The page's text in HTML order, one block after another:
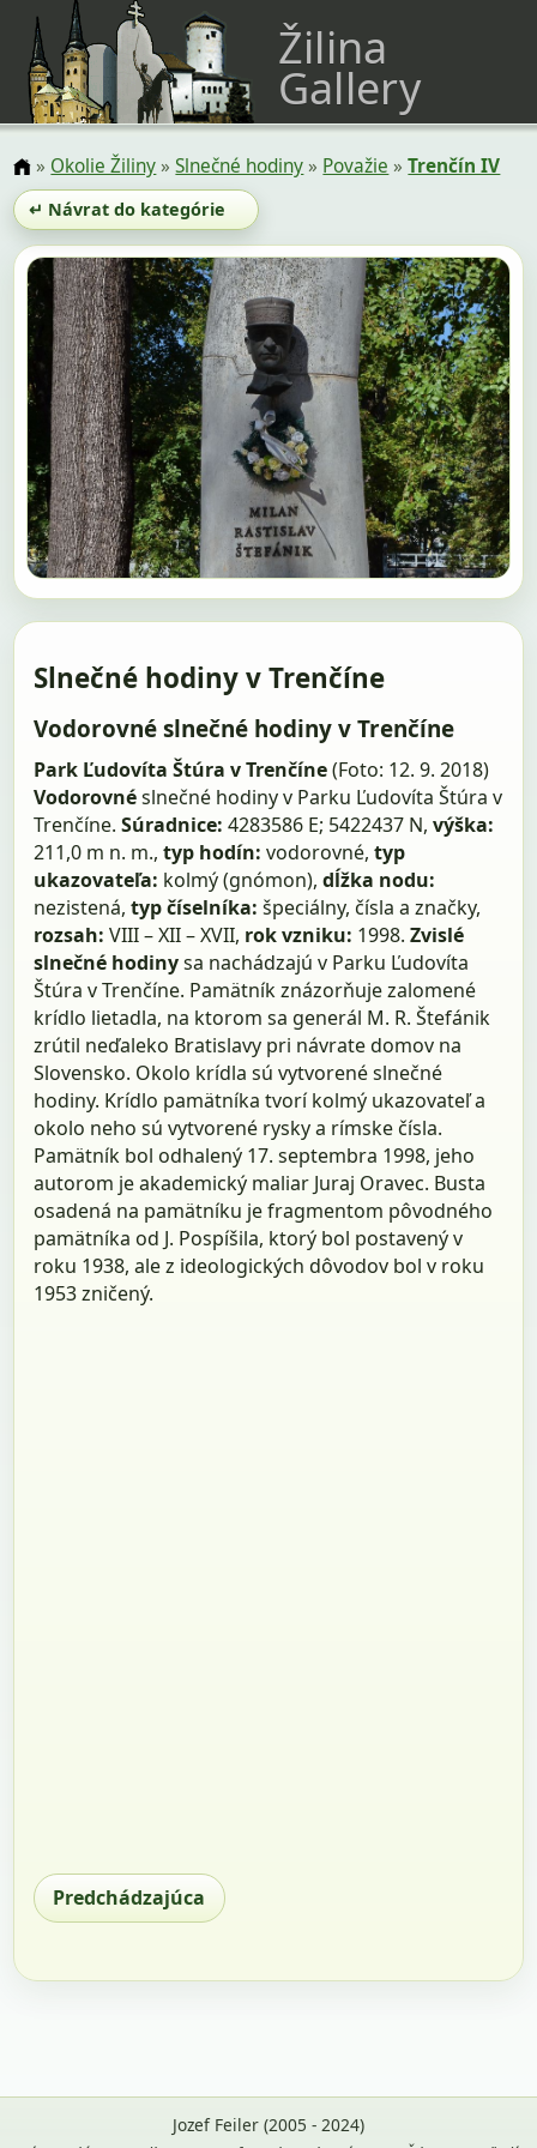
Žilina
Gallery
» Okolie Žiliny»Slnečné hodiny» Považie »Trenčín IV
↵ Návrat do kategórie
Slnečné hodiny v Trenčíne
Vodorovné slnečné hodiny v Trenčíne
Park Ľudovíta Štúra v Trenčíne(Foto: 12. 9. 2018)
Vodorovnéslnečné hodiny v Parku Ľudovíta Štúra v
Trenčíne.Súradnice: 4283586 E; 5422437 N,výška:
211,0 m n. m.,typ hodín: vodorovné,typ
ukazovateľa: kolmý (gnómon),dĺžka nodu:
nezistená,typ číselníka: špeciálny, čísla a značky,
rozsah: VIII – XII – XVII, rok vzniku: 1998.Zvislé
slnečné hodinysa nachádzajú v Parku Ľudovíta
Štúra v Trenčíne. Pamätník znázorňuje zalomené
krídlo lietadla, na ktorom sa generál M. R. Štefánik
zrútil neďaleko Bratislavy pri návrate domov na
Slovensko. Okolo krídla sú vytvorené slnečné
hodiny. Krídlo pamätníka tvorí kolmý ukazovateľ a
okolo neho sú vytvorené rysky a rímske čísla.
Pamätník bol odhalený 17. septembra 1998, jeho
autorom je akademický maliar Juraj Oravec. Busta
osadená na pamätníku je fragmentom pôvodného
pamätníka od J. Pospíšila, ktorý bol postavený v
roku 1938, ale z ideologických dôvodov bol v roku
1953 zničený.
Predchádzajúca
Jozef Feiler (2005 - 2024)